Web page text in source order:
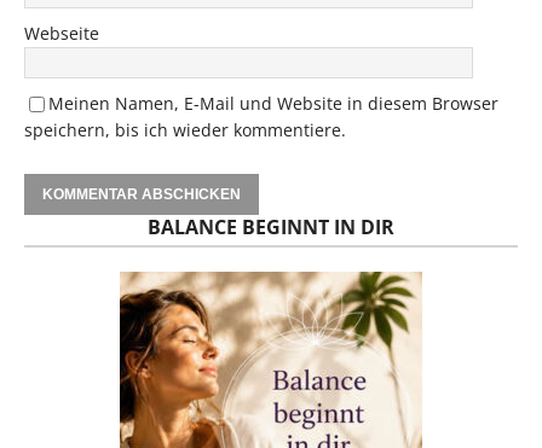
Webseite
Meinen Namen, E-Mail und Website in diesem Browser
speichern, bis ich wieder kommentiere.
BALANCE BEGINNT IN DIR